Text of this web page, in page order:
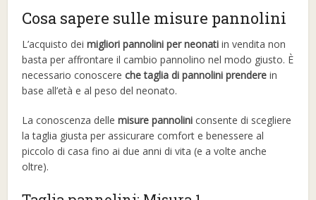
Cosa sapere sulle misure pannolini
L’acquisto deimigliori pannolini per neonati in vendita non
basta per affrontare il cambio pannolino nel modo giusto. È
necessario conoscereche taglia di pannolini prendere in
base all’età e al peso del neonato.
La conoscenza dellemisure pannolini consente di scegliere
la taglia giusta per assicurare comfort e benessere al
piccolo di casa fino ai due anni di vita (e a volte anche
oltre).